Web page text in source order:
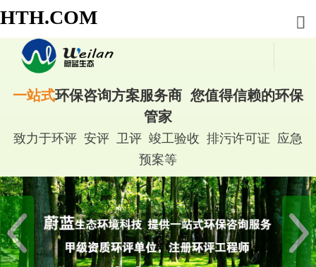
HTH.COM
一站式环保咨询方案服务商 您值得信赖的环保
管家
致力于环评 安评 卫评 竣工验收 排污许可证 应急
预案等